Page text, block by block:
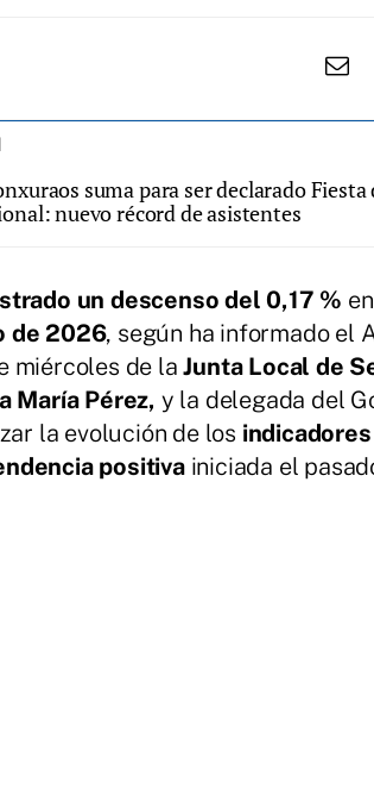
suma para ser declarado
nuevo récord de asistentes
un descenso del 0,17 %
de 2026, según ha informado el
miércoles de la Junta Local de
María Pérez, y la delegada del
la evolución de los
positivainiciada el